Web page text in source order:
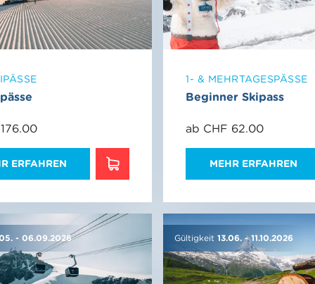
ERFAHREN MEHR ERFAHREN
1- & MEHRTAGESPÄSSE
Beginner Skipass
ab CHF 62.00
MEHR ERFAHREN
- 06.09.2026 Gültigkeit 13.06.-11.10.2026